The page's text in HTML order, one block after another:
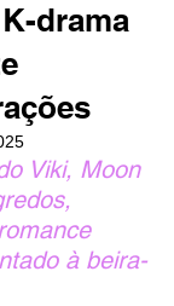
drama
Viki, Moon
à beira-